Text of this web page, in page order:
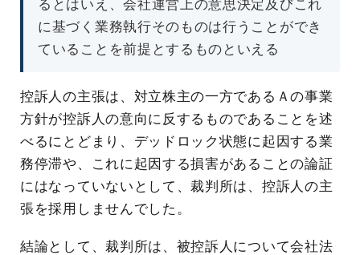
るとはいえ、会社運営上の意思決定及びこれ
に基づく業務執行そのものは行うことができ
ていることを前提とするものといえる
控訴人の主張は、対立株主の一方であるＡの事業
方針が控訴人の意向に反するものであることを述
べるにとどまり、デッドロック状態に起因する業
務停滞や、これに起因する損害があることの論証
にはなっていないとして、裁判所は、控訴人の主
張を採用しませんでした。
結論として、裁判所は、被控訴人について会社法